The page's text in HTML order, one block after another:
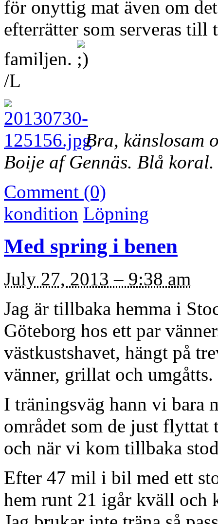
för onyttig mat även om
efterrätter som serveras
familjen.
/L
Bra, känslosam
Boije af Gennäs. Blå koral.
Comment (0)
kondition Löpning
Med spring i benen
July 27, 2013 – 9:38 am
Jag är tillbaka hemma i
Göteborg hos ett par
västkustshavet, hängt på
vänner, grillat och umgåtts.
I träningsväg hann vi bara
området som de just
och när vi kom tillbaka
Efter 47 mil i bil med ett
hem runt 21 igår kväll och